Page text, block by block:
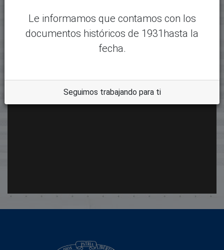
Le informamos que contamos con los
documentos históricos de 1931hasta la
fecha.
Seguimos trabajando para ti